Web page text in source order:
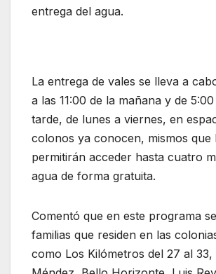
entrega del agua.
La entrega de vales se lleva a
a las 11:00 de la mañana y de
tarde, de lunes a viernes, en
colonos ya conocen, mismos que
permitirán acceder hasta cuatro
agua de forma gratuita.
Comentó que en este programa
familias que residen en las
como Los Kilómetros del 27 al 33,